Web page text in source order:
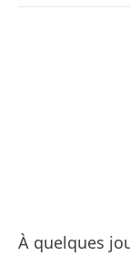
À quelques